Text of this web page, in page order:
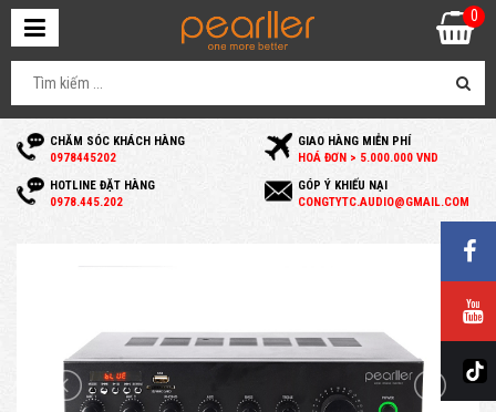
CHĂM SÓC KHÁCH HÀNG
0978445202
GIAO HÀNG MIỄN PHÍ
HOÁ ĐƠN > 5.000.000 VND
HOTLINE ĐẶT HÀNG
0978.445.202
GÓP Ý KHIẾU NẠI
CONGTYTC.AUDIO@GMAIL.COM
0